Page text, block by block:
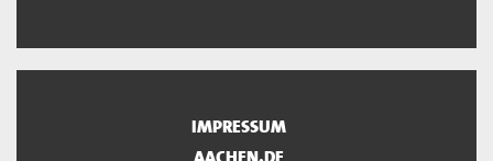
IMPRESSUM